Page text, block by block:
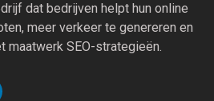
dat bedrijven helpt hun online
meer verkeer te genereren en
maatwerk SEO-strategieën.